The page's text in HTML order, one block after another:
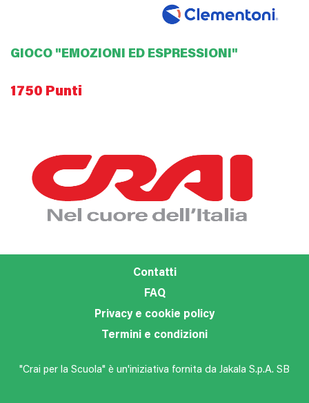
GIOCO "EMOZIONI ED ESPRESSIONI"
1750 Punti
Contatti
FAQ
Privacy e cookie policy
Termini e condizioni
"Crai per la Scuola" è un'iniziativa fornita da Jakala S.p.A. SB